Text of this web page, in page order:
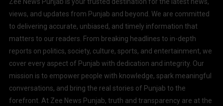
views, and updates from Punjab and beyond. We are committed
to delivering accurate, unbiased, and timely information that
matters to our readers. From breaking headlines to in-depth
reports on politics, society, culture, sports, and entertainment, we
cover every aspect of Punjab with dedication and integrity. Our
mission is to empower people with knowledge, spark meaningful
conversations, and bring the real stories of Punjab to the
forefront. At Zee News Punjab, truth and transparency are at the